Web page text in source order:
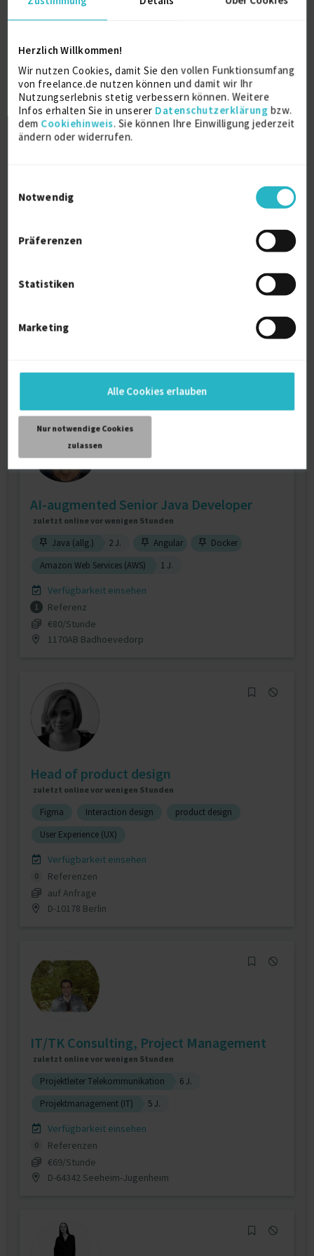
Herzlich Willkommen!
Wir nutzen Cookies, damit Sie den vollen Funktionsumfang
von freelance.de nutzen können und damit wir Ihr
Nutzungserlebnis stetig verbessern können. Weitere
Infos erhalten Sie in unserer Datenschutzerklärung bzw.
dem Cookiehinweis. Sie können Ihre Einwilligung jederzeit
ändern oder widerrufen.
Notwendig
Präferenzen
Statistiken
Marketing
Alle Cookies erlauben
Nur notwendige Cookies
zulassen
Testdesign (IT) Test Management
18 J.
Verfügbarkeit einsehen
0
Referenzen
auf Anfrage
CH-6300 Zug
SPS-Programmierer und Inbetriebnehmer
Kuka
Verfügbarkeit einsehen
Referenzen
D-90518 Altdorf bei Nürnberg
AI-augmented Senior Java Developer
zuletzt online vor wenigen Stunden
Java (allg.) 2 J. Angular
Docker
Amazon Web Services (AWS)
1 J.
Verfügbarkeit einsehen
1
Referenz
€80/Stunde
1170AB Badhoevedorp
Head of product design
zuletzt online vor wenigen Stunden
Figma Interaction design
product design
User Experience (UX)
Verfügbarkeit einsehen
0
Referenzen
auf Anfrage
D-10178 Berlin
IT/TK Consulting, Project Management
zuletzt online vor wenigen Stunden
Projektleiter Telekommunikation
6 J.
Projektmanagement (IT)
5 J.
Verfügbarkeit einsehen
0
Referenzen
€69/Stunde
D-64342 Seeheim-Jugenheim